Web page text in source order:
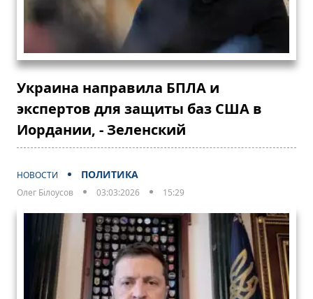
Украина направила БПЛА и
экспертов для защиты баз США в
Иордании, - Зеленский
НОВОСТИ ПОЛИТИКА
Олег Білоусов 03:03:2026 15:29